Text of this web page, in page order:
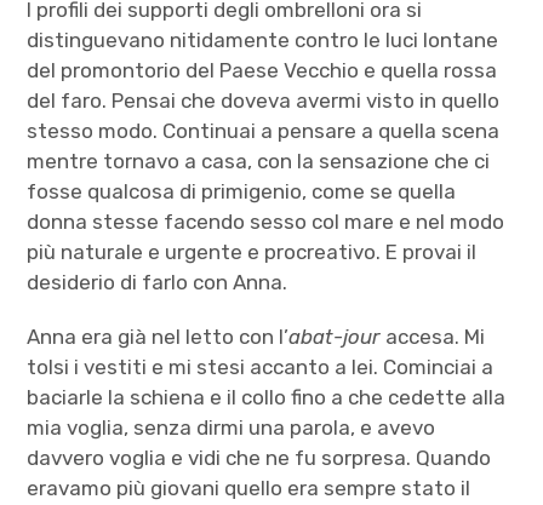
I profili dei supporti degli ombrelloni ora si
distinguevano nitidamente contro le luci lontane
del promontorio del Paese Vecchio e quella rossa
del faro. Pensai che doveva avermi visto in quello
stesso modo. Continuai a pensare a quella scena
mentre tornavo a casa, con la sensazione che ci
fosse qualcosa di primigenio, come se quella
donna stesse facendo sesso col mare e nel modo
più naturale e urgente e procreativo. E provai il
desiderio di farlo con Anna.
Anna era già nel letto con l’abat-jour accesa. Mi
tolsi i vestiti e mi stesi accanto a lei. Cominciai a
baciarle la schiena e il collo fino a che cedette alla
mia voglia, senza dirmi una parola, e avevo
davvero voglia e vidi che ne fu sorpresa. Quando
eravamo più giovani quello era sempre stato il